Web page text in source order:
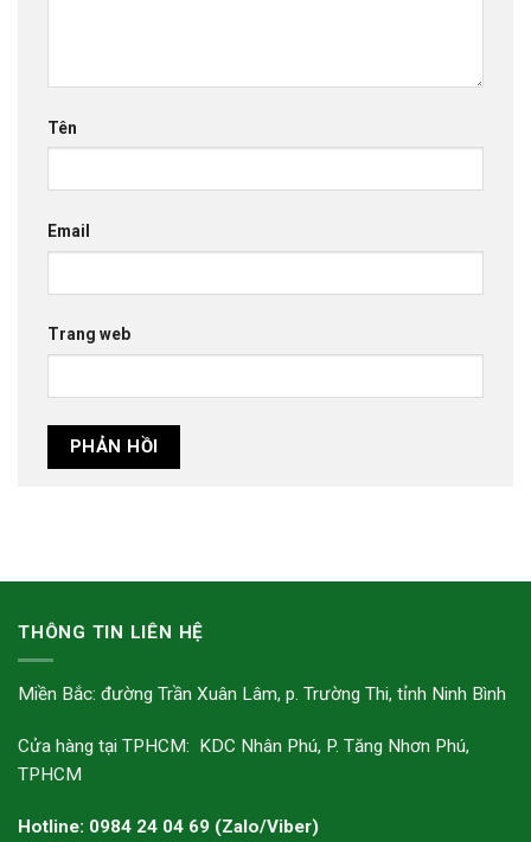
Tên
Email
Trang web
THÔNG TIN LIÊN HỆ
Miền Bắc: đường Trần Xuân Lâm, p. Trường Thi, tỉnh Ninh Bình
Cửa hàng tại TPHCM: KDC Nhân Phú, P. Tăng Nhơn Phú,
TPHCM
Hotline: 0984 24 04 69 (Zalo/Viber)